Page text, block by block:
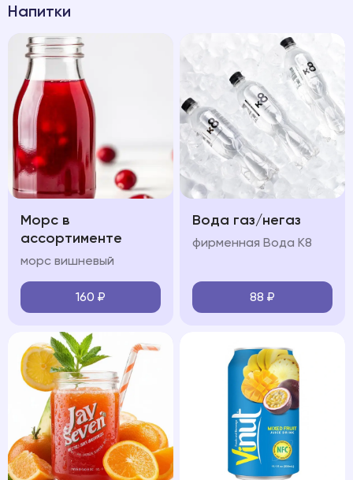
Напитки
Морс в
ассортименте
морс вишневый
160 ₽
Вода газ/негаз
фирменная Вода К8
88 ₽